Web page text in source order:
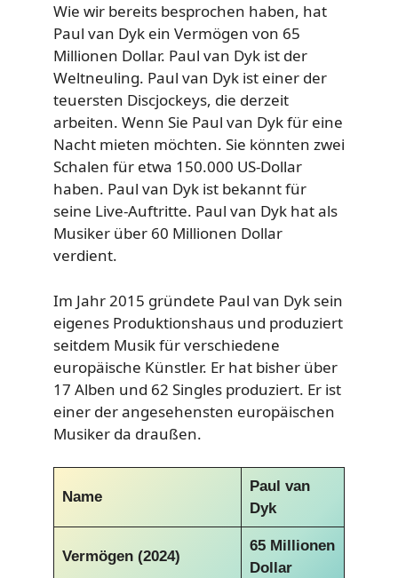
Wie wir bereits besprochen haben, hat
Paul van Dyk ein Vermögen von 65
Millionen Dollar. Paul van Dyk ist der
Weltneuling. Paul van Dyk ist einer der
teuersten Discjockeys, die derzeit
arbeiten. Wenn Sie Paul van Dyk für eine
Nacht mieten möchten. Sie könnten zwei
Schalen für etwa 150.000 US-Dollar
haben. Paul van Dyk ist bekannt für
seine Live-Auftritte. Paul van Dyk hat als
Musiker über 60 Millionen Dollar
verdient.
Im Jahr 2015 gründete Paul van Dyk sein
eigenes Produktionshaus und produziert
seitdem Musik für verschiedene
europäische Künstler. Er hat bisher über
17 Alben und 62 Singles produziert. Er ist
einer der angesehensten europäischen
Musiker da draußen.
Name
Paul van
Dyk
Vermögen (2024)
65 Millionen
Dollar